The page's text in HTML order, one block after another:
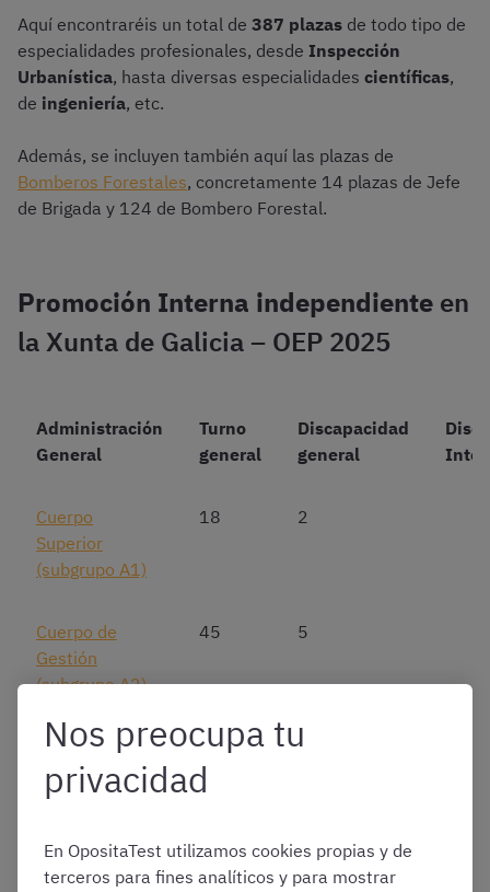
Aquí encontraréis un total de 387 plazas de todo tipo de
especialidades profesionales, desde Inspección
Urbanística, hasta diversas especialidades científicas,
de ingeniería, etc.
Además, se incluyen también aquí las plazas de
Bomberos Forestales, concretamente 14 plazas de Jefe
de Brigada y 124 de Bombero Forestal.
Promoción Interna independiente en
la Xunta de Galicia – OEP 2025
Administración
General
Turno
general
Discapacidad
general
Cuerpo
Superior
(subgrupo A1)
18 2
Cuerpo de
Gestión
(subgrupo A2)
45 5
Escala de
inspectoras e
inspectores de
1 1
Nos preocupa tu
privacidad
En OpositaTest utilizamos cookies propias y de
terceros para fines analíticos y para mostrar